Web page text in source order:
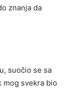
znanja da
suočio se sa
mog svekra bio